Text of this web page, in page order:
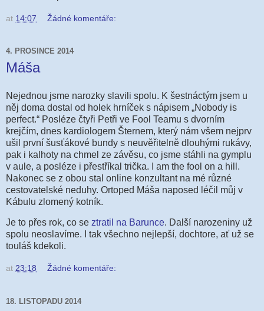
at 14:07 Žádné komentáře:
4. PROSINCE 2014
Máša
Nejednou jsme narozky slavili spolu. K šestnáctým jsem u
něj doma dostal od holek hrníček s nápisem „Nobody is
perfect.“ Posléze čtyři Petři ve Fool Teamu s dvorním
krejčím, dnes kardiologem Šternem, který nám všem nejprv
ušil první šusťákové bundy s neuvěřitelně dlouhými rukávy,
pak i kalhoty na chmel ze závěsu, co jsme stáhli na gymplu
v aule, a posléze i přestříkal trička. I am the fool on a hill.
Nakonec se z obou stal online konzultant na mé různé
cestovatelské neduhy. Ortoped Máša naposed léčil můj v
Kábulu zlomený kotník.
Je to přes rok, co se ztratil na Barunce. Další narozeniny už
spolu neoslavíme. I tak všechno nejlepší, dochtore, ať už se
touláš kdekoli.
at 23:18 Žádné komentáře:
18. LISTOPADU 2014